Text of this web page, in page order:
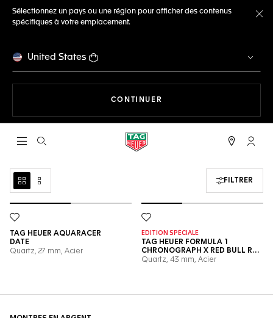
Sélectionnez un pays ou une région pour afficher des contenus
spécifiques à votre emplacement.
United States
CONTINUER
Ouvrir la barre de recherche